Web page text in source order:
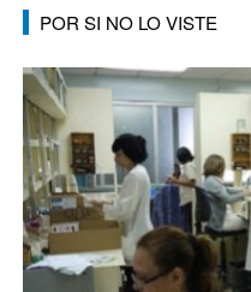
POR SI NO LO VISTE